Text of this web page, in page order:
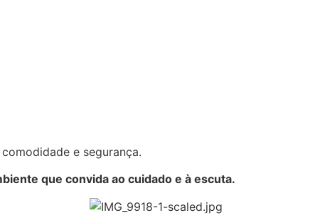
e segurança.
que convida ao cuidado e à escuta.